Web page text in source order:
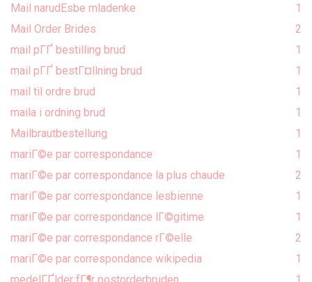
Mail narudЕѕbe mladenke
1
Mail Order Brides
2
mail pГҐ bestilling brud
1
mail pГҐ bestГ¤llning brud
1
mail til ordre brud
1
maila i ordning brud
1
Mailbrautbestellung
1
mariГ©e par correspondance
1
mariГ©e par correspondance la plus chaude
2
mariГ©e par correspondance lesbienne
1
mariГ©e par correspondance lГ©gitime
1
mariГ©e par correspondance rГ©elle
2
mariГ©e par correspondance wikipedia
1